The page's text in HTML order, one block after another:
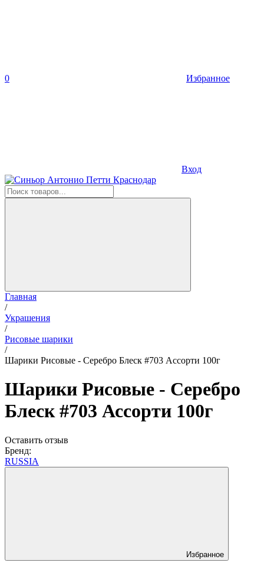
0 Избранное
Вход
Главная
/
Украшения
/
Рисовые шарики
/
Шарики Рисовые - Серебро Блеск #703 Ассорти 100г
Шарики Рисовые - Серебро
Блеск #703 Ассорти 100г
Оставить отзыв
Бренд:
RUSSIA
Избранное